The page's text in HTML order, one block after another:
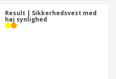
Result | Sikkerhedsvest med
høj synlighed